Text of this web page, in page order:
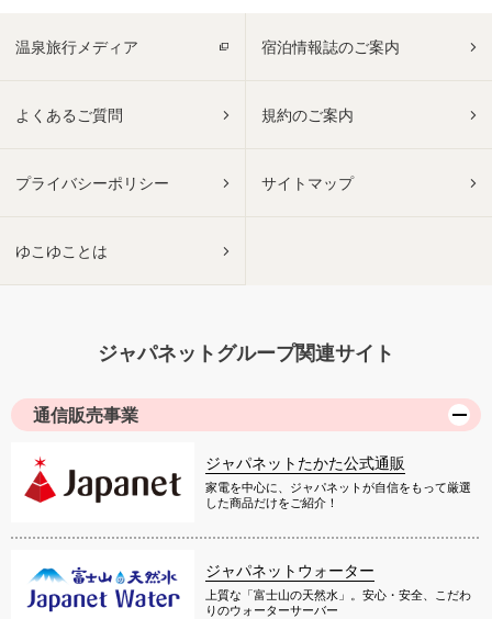
温泉旅行メディア 宿泊情報誌のご案内
よくあるご質問 規約のご案内
プライバシーポリシー サイトマップ
ゆこゆことは
ジャパネットグループ関連サイト
通信販売事業
ジャパネットたかた公式通販
家電を中心に、ジャパネットが自信をもって厳選
した商品だけをご紹介！
ジャパネットウォーター
上質な「富士山の天然水」。安心・安全、こだわ
りのウォーターサーバー